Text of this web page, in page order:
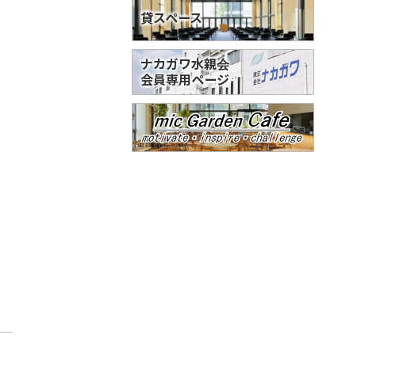
貸スペース
ナカガワ水親会
会員専用ページ